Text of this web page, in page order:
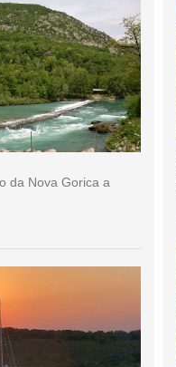
da Nova Gorica a